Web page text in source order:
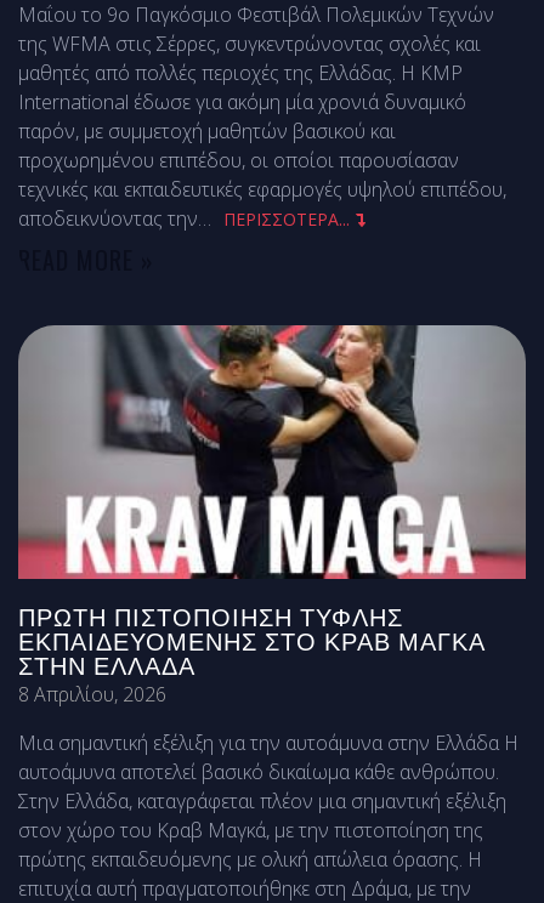
Μαΐου το 9ο Παγκόσμιο Φεστιβάλ Πολεμικών Τεχνών
της WFMA στις Σέρρες, συγκεντρώνοντας σχολές και
μαθητές από πολλές περιοχές της Ελλάδας. Η KMP
International έδωσε για ακόμη μία χρονιά δυναμικό
παρόν, με συμμετοχή μαθητών βασικού και
προχωρημένου επιπέδου, οι οποίοι παρουσίασαν
τεχνικές και εκπαιδευτικές εφαρμογές υψηλού επιπέδου,
αποδεικνύοντας την… ΠΕΡΙΣΣΟΤΕΡΑ...
ΠΡΏΤΗ ΠΙΣΤΟΠΟΊΗΣΗ ΤΥΦΛΉΣ
ΕΚΠΑΙΔΕΥΌΜΕΝΗΣ ΣΤΟ ΚΡΑΒ ΜΑΓΚΆ
ΣΤΗΝ ΕΛΛΆΔΑ
8 Απριλίου, 2026
Μια σημαντική εξέλιξη για την αυτοάμυνα στην Ελλάδα Η
αυτοάμυνα αποτελεί βασικό δικαίωμα κάθε ανθρώπου.
Στην Ελλάδα, καταγράφεται πλέον μια σημαντική εξέλιξη
στον χώρο του Κραβ Μαγκά, με την πιστοποίηση της
πρώτης εκπαιδευόμενης με ολική απώλεια όρασης. Η
επιτυχία αυτή πραγματοποιήθηκε στη Δράμα, με την